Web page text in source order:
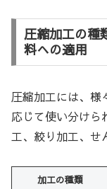
圧縮加工の種
料への適用
圧縮加工には、様
応じて使い分けら
工、絞り加工、せ
加工の種類